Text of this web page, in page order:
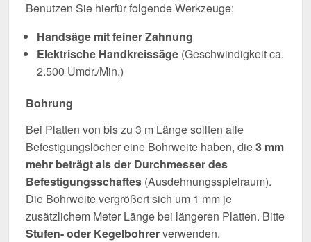
Benutzen Sie hierfür folgende Werkzeuge:
Handsäge mit feiner Zahnung
Elektrische Handkreissäge (Geschwindigkeit ca.
2.500 Umdr./Min.)
Bohrung
Bei Platten von bis zu 3 m Länge sollten alle
Befestigungslöcher eine Bohrweite haben, die3 mm
mehr beträgt als der Durchmesser des
Befestigungsschaftes (Ausdehnungsspielraum).
Die Bohrweite vergrößert sich um 1 mm je
zusätzlichem Meter Länge bei längeren Platten. Bitte
Stufen- oder Kegelbohrerverwenden.